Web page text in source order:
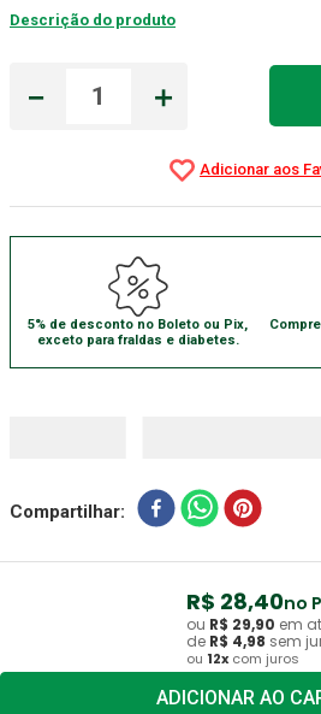
Descrição do produto
＋
－
5% de desconto no Boleto ou Pix,
exceto para fraldas e diabetes.
Compartilhar
R$ 28,40no
ou R$ 29,90 em
de R$ 4,98 sem
ou 12x com juros
ADICIONAR AO
8º Aparelho Pressão